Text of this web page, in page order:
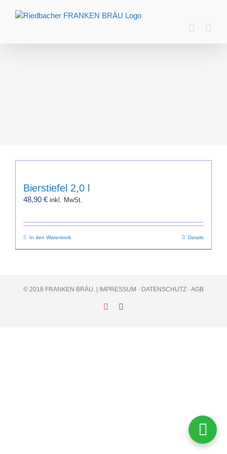
Inhalt
Bierstiefel 2,0 l
48,90 € inkl. MwSt.
In den Warenkorb Details
© 2018 FRANKEN BRÄU. | IMPRESSUM · DATENSCHUTZ · AGB
Instagram